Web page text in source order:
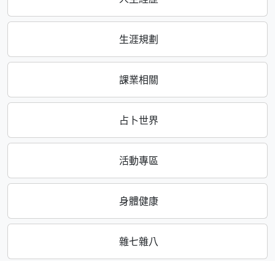
生涯規劃
課業相關
占卜世界
活動專區
身體健康
雜七雜八